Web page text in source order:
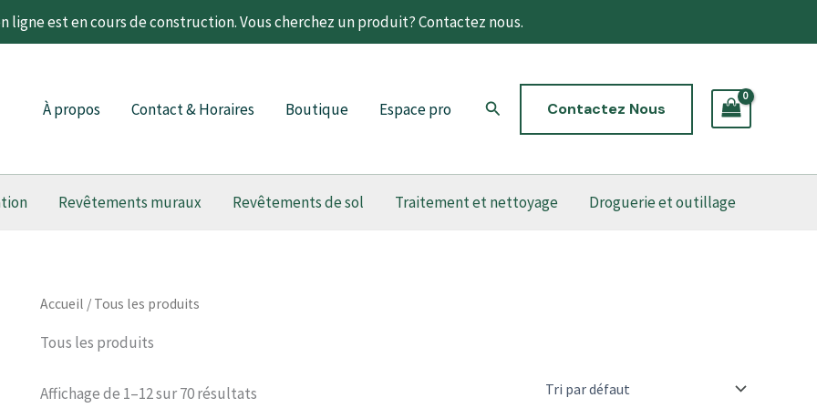
ligne est en cours de construction. Vous cherchez un produit? Contactez nous.
À propos Contact & Horaires Boutique Espace pro RechercherContactez Nous
Revêtements muraux Revêtements de sol Traitement et nettoyage Droguerie et outillage
Accueil / Tous les produits
Tous les produits
Affichage de 1–12 sur 70 résultats